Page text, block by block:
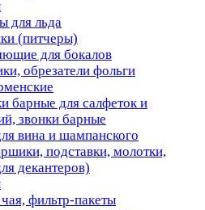
для льда
(питчеры)
для бокалов
обрезатели фольги
барные для салфеток и
звонки барные
вина и шампанского
подставки, молотки,
декантеров)
фильтр-пакеты